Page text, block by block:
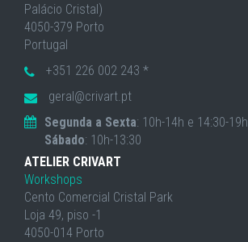
Palácio Cristal)
4050-379 Porto
Portugal
+351 226 002 243 *
geral@crivart.pt
Segunda a Sexta: 10h-14h e 14:30-19h
Sábado: 10h-13:30
ATELIER CRIVART
Workshops
Cento Comercial Cristal Park
Loja 49, piso -1
4050-014 Porto